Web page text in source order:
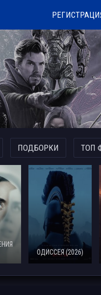
ПОДБОРКИ ТОП
ОДИССЕЯ (2026)